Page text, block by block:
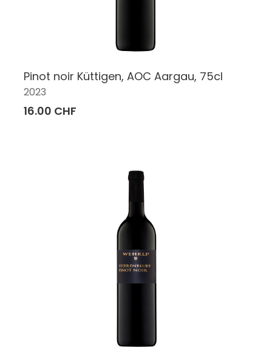
Pinot noir Küttigen, AOC Aargau, 75cl
2023
16.00 CHF